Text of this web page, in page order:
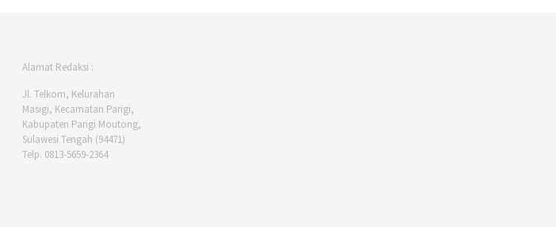
Alamat Redaksi :
Jl. Telkom, Kelurahan
Masigi, Kecamatan Parigi,
Kabupaten Parigi Moutong,
Sulawesi Tengah (94471)
Telp. 0813-5659-2364